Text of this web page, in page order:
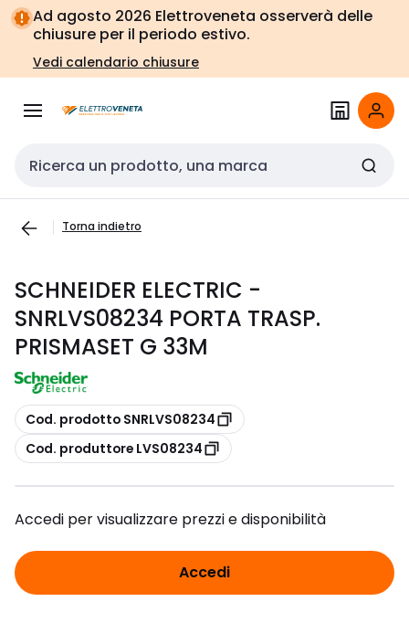
Vai alla
navigazione
Vai
alla
pagina
Ad agosto 2026 Elettroveneta osserverà delle
chiusure per il periodo estivo.
Vedi calendario chiusure
Cerca input
Torna indietro
SCHNEIDER ELECTRIC -
SNRLVS08234 PORTA TRASP.
PRISMASET G 33M
copia
Cod. prodotto SNRLVS08234
copia
Cod. produttore LVS08234
Accedi per visualizzare prezzi e disponibilità
Accedi